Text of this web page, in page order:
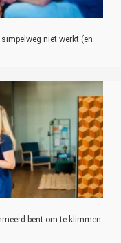
niet werkt (en
bent om te klimmen